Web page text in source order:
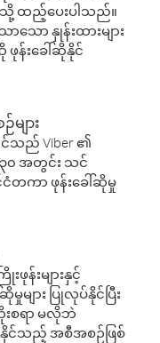
ထည့်ပေးပါသည်။
ော နှုန်းထားများ
န်းခေါ်ဆိုနိုင်
ျား
င်သည် Viber ၏
၃၀ အတွင်း သင်
တကာ ဖုန်းခေါ်ဆိုမှု
န်းများနှင့်
များ ပြုလုပ်နိုင်ပြီး
စရာ မလိုဘဲ
င်သည့် အစီအစဉ်ဖြစ်